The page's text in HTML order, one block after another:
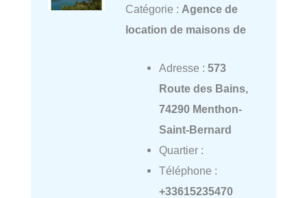
Catégorie : Agence de
location de maisons de
Adresse : 573
Route des Bains,
74290 Menthon-
Saint-Bernard
Quartier :
Téléphone :
+33615235470